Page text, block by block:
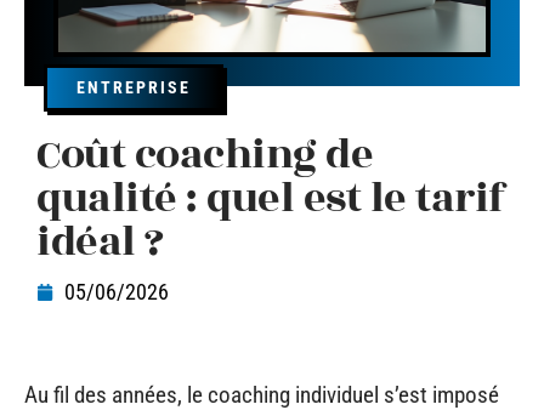
ENTREPRISE
Coût coaching de
qualité : quel est le tarif
idéal ?
05/06/2026
Au fil des années, le coaching individuel s’est imposé